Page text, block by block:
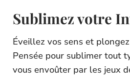
Sublimez votre
Éveillez vos sens et
Pensée pour sublimer tout
vous envoûter par les jeux